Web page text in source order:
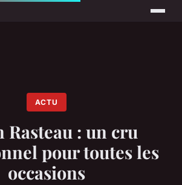
ACTU
Rasteau : un cru
pour toutes les
occasions